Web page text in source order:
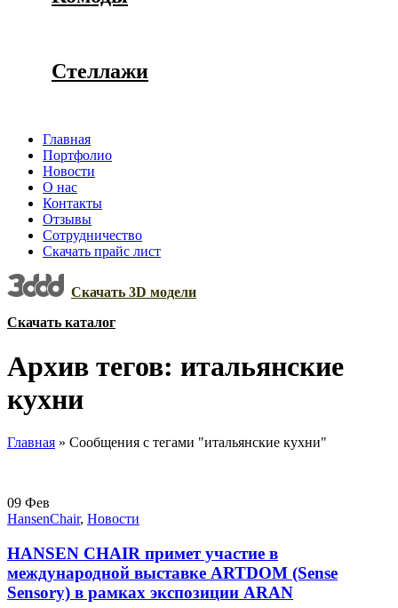
Стеллажи
Главная
Портфолио
Новости
О нас
Контакты
Отзывы
Сотрудничество
Скачать прайс лист
Скачать 3D модели
Скачать каталог
Архив тегов: итальянские
кухни
Главная » Сообщения с тегами "итальянские кухни"
09 Фев
HansenChair, Новости
HANSEN CHAIR примет участие в
международной выставке ARTDOM (Sense
Sensory) в рамках экспозиции ARAN